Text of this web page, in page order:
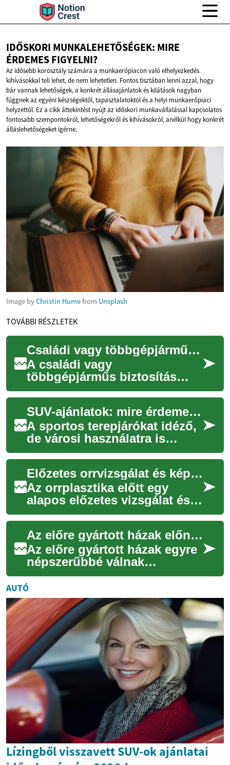
IDŐSKORI MUNKALEHETŐSÉGEK: MIRE
ÉRDEMES FIGYELNI?
Az idősebb korosztály számára a munkaerőpiacon való elhelyezkedés
kihívásokkal teli lehet, de nem lehetetlen. Fontos tisztában lenni azzal, hogy
bár vannak lehetőségek, a konkrét állásajánlatok és kilátások nagyban
függnek az egyéni készségektől, tapasztalatoktól és a helyi munkaerőpiaci
helyzettől. Ez a cikk áttekintést nyújt az időskori munkavállalással kapcsolatos
fontosabb szempontokról, lehetőségekről és kihívásokról, anélkül hogy konkrét
álláslehetőségeket ígérne.
Image byChristin Humefrom Unsplash
TOVÁBBI RÉSZLETEK
Családi vagy többgépjárműs konstrukciók: mire érdemes figyelni az évek során?
A családi vagy
többgépjárműs biztosítás
hosszabb távon is kényelmes
és költséghatékony lehet, de
idővel változó életh...
SUV-ajánlatok: mire érdemes figyelni vásárlásnál és lízingnél
A sportos terepjárókat idéző,
de városi használatra is
alkalmas SUV-ok ma népszerű
választások világszerte. Egy
SUV v...
Előzetes orrvizsgálat és képi tervezés: mire kell figyelni a döntés előtt
Az orrplasztika előtt egy
alapos előzetes vizsgálat és
modern képi tervezés segít
felmérni az anatómiai
adottságokat,...
Az előre gyártott házak előnyei és hátrányai: Mire érdemes figyelni?
Az előre gyártott házak egyre
népszerűbbé válnak
Magyarországon is. Ezek a
modern építési
technológiával készült otth...
AUTÓ
Lízingből visszavett SUV-ok ajánlatai